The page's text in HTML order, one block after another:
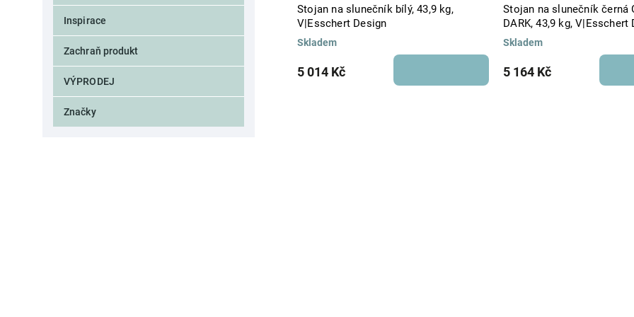
Inspirace
Zachraň produkt
VÝPRODEJ
Značky
Stojan na slunečník bílý, 43,9 kg,
V|Esschert Design
Skladem
5 014 Kč
Stojan na slunečník černá
DARK, 43,9 kg, V|Esschert
Skladem
5 164 Kč